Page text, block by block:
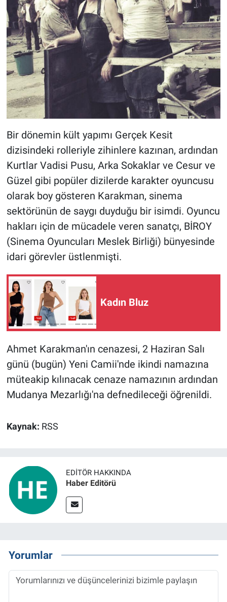
Bir dönemin kült yapımı Gerçek Kesit
dizisindeki rolleriyle zihinlere kazınan, ardından
Kurtlar Vadisi Pusu, Arka Sokaklar ve Cesur ve
Güzel gibi popüler dizilerde karakter oyuncusu
olarak boy gösteren Karakman, sinema
sektörünün de saygı duyduğu bir isimdi. Oyuncu
hakları için de mücadele veren sanatçı, BİROY
(Sinema Oyuncuları Meslek Birliği) bünyesinde
idari görevler üstlenmişti.
Kadın Bluz
Ahmet Karakman'ın cenazesi, 2 Haziran Salı
günü (bugün) Yeni Camii'nde ikindi namazına
müteakip kılınacak cenaze namazının ardından
Mudanya Mezarlığı'na defnedileceği öğrenildi.
Kaynak: RSS
EDITÖR HAKKINDA
Haber Editörü
Yorumlar